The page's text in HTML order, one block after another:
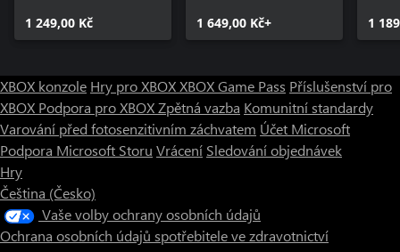
1 249,00 Kč 1 649,00 Kč+ 1
XBOX konzole Hry pro XBOXXBOX Game Pass Příslušenství pro
XBOX Podpora pro XBOXZpětná vazba Komunitní standardy
Varování před fotosenzitivním záchvatem Účet Microsoft
Podpora Microsoft Storu Vrácení Sledování objednávek
Hry
Čeština (Česko)
Vaše volby ochrany osobních údajů
Ochrana osobních údajů spotřebitele ve zdravotnictví